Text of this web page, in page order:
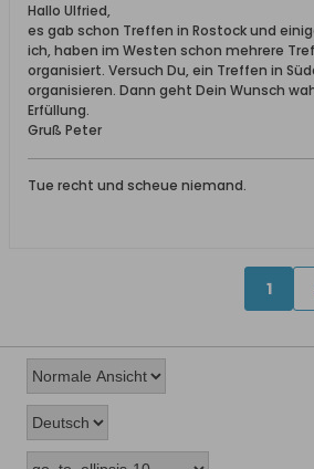
Hallo Ulfried,
es gab schon Treffen in Rostock und
ich, haben im Westen schon mehrere
organisiert. Versuch Du, ein Treffen in
organisieren. Dann geht Dein Wunsch
Erfüllung.
Gruß Peter
Tue recht und scheue niemand.
1